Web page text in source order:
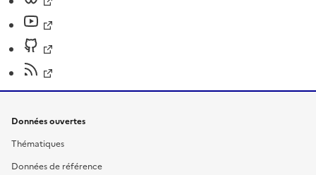
Données ouvertes
Thématiques
Données de référence